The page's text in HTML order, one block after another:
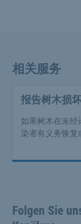
相关服务
报告树木损
如果树木在未
染者有义务恢复
Folgen Sie